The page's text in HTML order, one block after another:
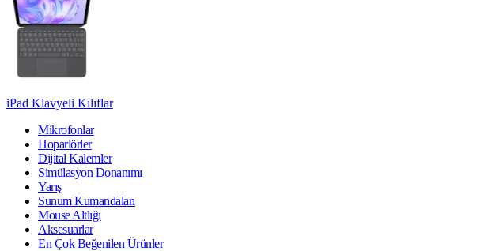
iPad Klavyeli Kılıflar
Mikrofonlar
Hoparlörler
Dijital Kalemler
Simülasyon Donanımı
Yarış
Sunum Kumandaları
Mouse Altlığı
Aksesuarlar
En Çok Beğenilen Ürünler